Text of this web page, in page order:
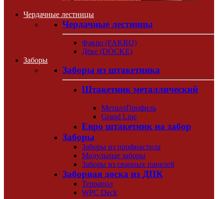
Чердачные лестницы
Чердачные лестницы
Факро (FAKRO)
Дёке (DÖCKE)
Заборы
Заборы из штакетника
Штакетник металлический
МеталлПрофиль
Grand Line
Евро штакетник на забор
Заборы
Заборы из профнастила
Модульные заборы
Заборы из сварных панелей
Заборная доска из ДПК
Террапол
WPC Deck